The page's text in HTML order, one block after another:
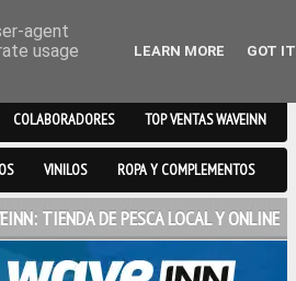
COLABORADORES TOP VENTAS WAVEINN
VINILOS ROPA Y COMPLEMENTOS
TIENDA DE PESCA LOCAL Y ONLINE
agent
usage
LEARN MORE GOT IT